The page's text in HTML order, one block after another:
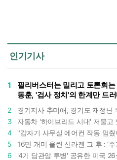
인기기사
1
필리버스터는 밀리고 토론회
동훈, '검사 정치'의 한계만 드
2
3
4
5
6